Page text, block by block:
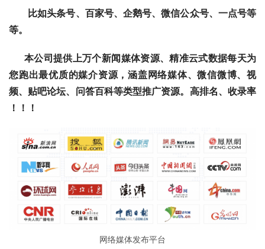
比如头条号、百家号、企鹅号、微信公众号、一点号等
等。
本公司提供上万个新闻媒体资源、精准云式数据每天为
您跑出最优质的媒介资源，涵盖网络媒体、微信微博、视
频、贴吧论坛、问答百科等类型推广资源。 高排名、收录率
！！！
网络媒体发布平台